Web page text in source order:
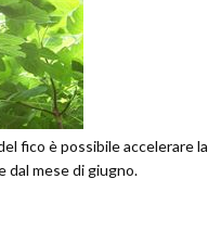
fico è possibile accelerare
dal mese di giugno.